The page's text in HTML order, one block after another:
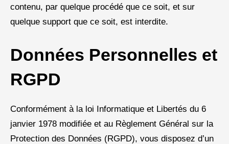
contenu, par quelque procédé que ce soit, et sur
quelque support que ce soit, est interdite.
Données Personnelles et
RGPD
Conformément à la loi Informatique et Libertés du 6
janvier 1978 modifiée et au Règlement Général sur la
Protection des Données (RGPD), vous disposez d’un